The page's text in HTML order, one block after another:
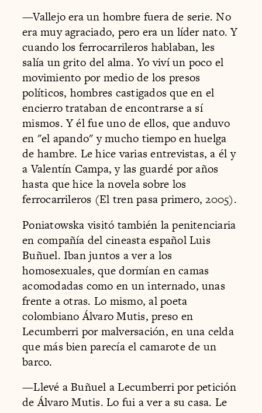
—Vallejo era un hombre fuera de serie. No
era muy agraciado, pero era un líder nato. Y
cuando los ferrocarrileros hablaban, les
salía un grito del alma. Yo viví un poco el
movimiento por medio de los presos
políticos, hombres castigados que en el
encierro trataban de encontrarse a sí
mismos. Y él fue uno de ellos, que anduvo
en "el apando" y mucho tiempo en huelga
de hambre. Le hice varias entrevistas, a él y
a Valentín Campa, y las guardé por años
hasta que hice la novela sobre los
ferrocarrileros (El tren pasa primero, 2005).
Poniatowska visitó también la penitenciaria
en compañía del cineasta español Luis
Buñuel. Iban juntos a ver a los
homosexuales, que dormían en camas
acomodadas como en un internado, unas
frente a otras. Lo mismo, al poeta
colombiano Álvaro Mutis, preso en
Lecumberri por malversación, en una celda
que más bien parecía el camarote de un
barco.
—Llevé a Buñuel a Lecumberri por petición
de Álvaro Mutis. Lo fui a ver a su casa. Le